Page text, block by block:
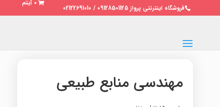
فروشگاه اینترنتی پرواز 09128501125 / 02122691010
0 آیتم
مهندسی منابع طبیعی